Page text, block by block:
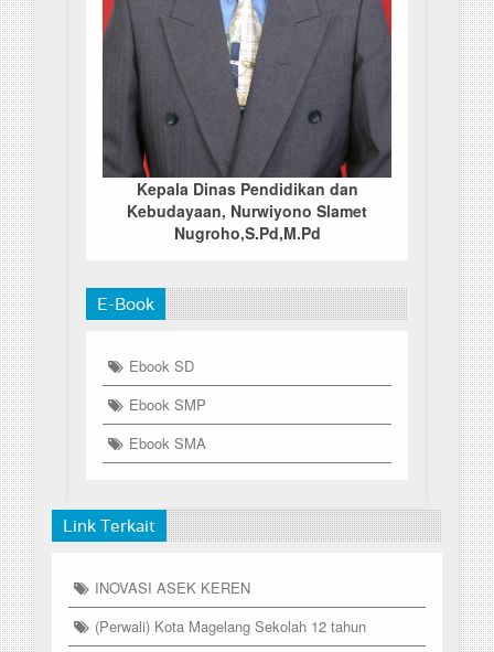
Kepala Dinas Pendidikan dan
Kebudayaan, Nurwiyono Slamet
Nugroho,S.Pd,M.Pd
E-Book
Ebook SD
Ebook SMP
Ebook SMA
Link Terkait
INOVASI ASEK KEREN
(Perwali) Kota Magelang Sekolah 12 tahun